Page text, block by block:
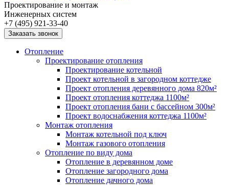
Проектирование и монтаж
Инженерных систем
+7 (495) 921-33-40
Заказать звонок
Отопление
Проектирование отопления
Проектирование котельной
Проект котельной в загородном коттедже
Проект отопления деревянного дома 820м²
Проект отопления коттеджа 1100м²
Проект отопления бани с бассейном 300м²
Проект водоснабжения коттеджа 1100м²
Монтаж отопления
Монтаж котельной под ключ
Монтаж газового отопления
Отопление по виду дома
Отопление в деревянном доме
Отопление загородного дома
Отопление дачного дома